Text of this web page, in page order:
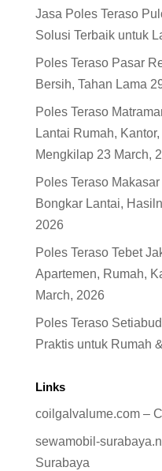
Jasa Poles Teraso
Solusi Terbaik untuk
Poles Teraso Pasar
Bersih, Tahan Lama
Poles Teraso
Lantai Rumah,
Mengkilap 23 March,
Poles Teraso
Bongkar Lantai,
2026
Poles Teraso Tebet
Apartemen, Rumah,
March, 2026
Poles Teraso
Praktis untuk Rumah
Links
coilgalvalume.com –
sewamobil-
Surabaya